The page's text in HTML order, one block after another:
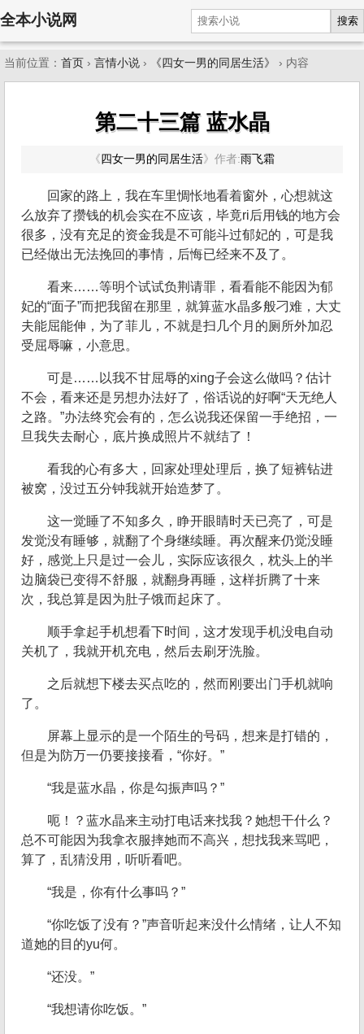
全本小说网 搜索
当前位置： 首页 › 言情小说 › 《四女一男的同居生活》 › 内容
第二十三篇 蓝水晶
《 四女一男的同居生活》 作者:雨飞霜
回家的路上，我在车里惆怅地看着窗外，心想就这
么放弃了攒钱的机会实在不应该，毕竟ri后用钱的地方会
很多，没有充足的资金我是不可能斗过郁妃的，可是我
已经做出无法挽回的事情，后悔已经来不及了。
看来……等明个试试负荆请罪，看看能不能因为郁
妃的“面子”而把我留在那里，就算蓝水晶多般刁难，大丈
夫能屈能伸，为了菲儿，不就是扫几个月的厕所外加忍
受屈辱嘛，小意思。
可是……以我不甘屈辱的xing子会这么做吗？估计
不会，看来还是另想办法好了，俗话说的好啊“天无绝人
之路。”办法终究会有的，怎么说我还保留一手绝招，一
旦我失去耐心，底片换成照片不就结了！
看我的心有多大，回家处理处理后，换了短裤钻进
被窝，没过五分钟我就开始造梦了。
这一觉睡了不知多久，睁开眼睛时天已亮了，可是
发觉没有睡够，就翻了个身继续睡。再次醒来仍觉没睡
好，感觉上只是过一会儿，实际应该很久，枕头上的半
边脑袋已变得不舒服，就翻身再睡，这样折腾了十来
次，我总算是因为肚子饿而起床了。
顺手拿起手机想看下时间，这才发现手机没电自动
关机了，我就开机充电，然后去刷牙洗脸。
之后就想下楼去买点吃的，然而刚要出门手机就响
了。
屏幕上显示的是一个陌生的号码，想来是打错的，
但是为防万一仍要接接看，“你好。”
“我是蓝水晶，你是勾振声吗？”
呃！？蓝水晶来主动打电话来找我？她想干什么？
总不可能因为我拿衣服摔她而不高兴，想找我来骂吧，
算了，乱猜没用，听听看吧。
“我是，你有什么事吗？”
“你吃饭了没有？”声音听起来没什么情绪，让人不知
道她的目的yu何。
“还没。”
“我想请你吃饭。”